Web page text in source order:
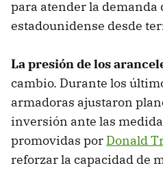
para atender la demanda
estadounidense desde
La presión de los
cambio. Durante los
armadoras ajustaron
inversión ante las
promovidas por Donald
reforzar la capacidad de